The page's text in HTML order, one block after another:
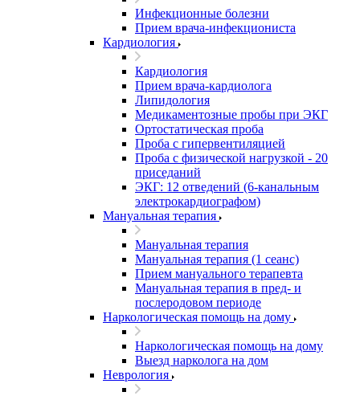
Инфекционные болезни
Прием врача-инфекциониста
Кардиология
Кардиология
Прием врача-кардиолога
Липидология
Медикаментозные пробы при ЭКГ
Ортостатическая проба
Проба с гипервентиляцией
Проба с физической нагрузкой - 20
приседаний
ЭКГ: 12 отведений (6-канальным
электрокардиографом)
Мануальная терапия
Мануальная терапия
Мануальная терапия (1 сеанс)
Прием мануального терапевта
Мануальная терапия в пред- и
послеродовом периоде
Наркологическая помощь на дому
Наркологическая помощь на дому
Выезд нарколога на дом
Неврология